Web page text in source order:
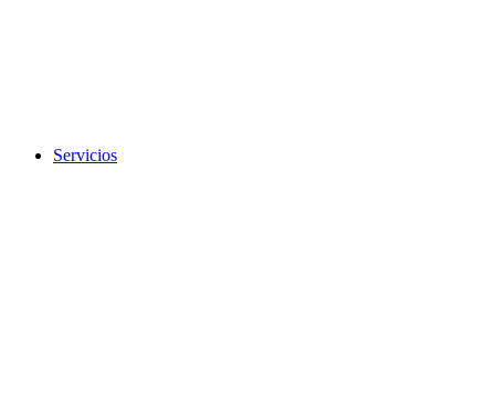
Servicios